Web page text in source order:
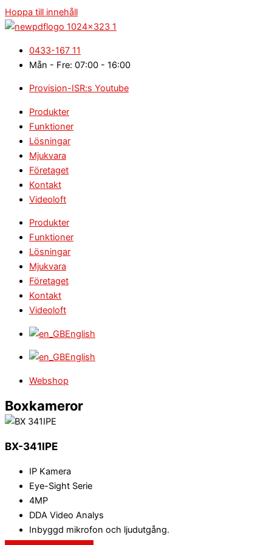
Hoppa till innehåll
0433-167 11
Mån - Fre: 07:00 - 16:00
Provision-ISR:s Youtube
Produkter
Funktioner
Lösningar
Mjukvara
Företaget
Kontakt
Videoloft
Produkter
Funktioner
Lösningar
Mjukvara
Företaget
Kontakt
Videoloft
English
English
Webshop
Boxkameror
BX-341IPE
IP Kamera
Eye-Sight Serie
4MP
DDA Video Analys
Inbyggd mikrofon och ljudutgång.